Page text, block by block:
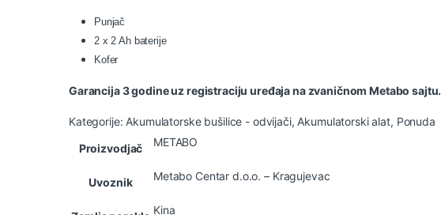
Punjač
2 x 2 Ah baterije
Kofer
Garancija 3 godine uz registraciju uređaja na zvaničnom Metabo sajtu.
Kategorije: Akumulatorske bušilice - odvijači, Akumulatorski alat, Ponuda
Proizvodjač
METABO
Uvoznik Metabo Centar d.o.o. – Kragujevac
Kina